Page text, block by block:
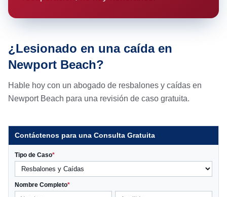
¿Lesionado en una caída en
Newport Beach?
Hable hoy con un abogado de resbalones y caídas en
Newport Beach para una revisión de caso gratuita.
Contáctenos para una Consulta Gratuita
Tipo de Caso*
Nombre Completo*